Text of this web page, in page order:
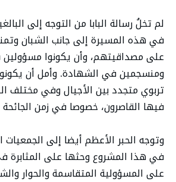
لم تخلُ رسالة البابا من التوجه إلى
في هذه المسيرة إلى جانب الشبان
على مصداقيتهم، وأن يكونوا مسؤولين
ومنسجمين في الشهادة. وأمل أن
تربوي متجدد بين الأجيال وفي مختلف
فيها القاصرون، خصوصا في زمن
وتوجه الحبر الأعظم أيضا إلى الجمعيات
في هذا المشروع وحثها على المثابرة
على المسؤولية المتقاسمة والحوار